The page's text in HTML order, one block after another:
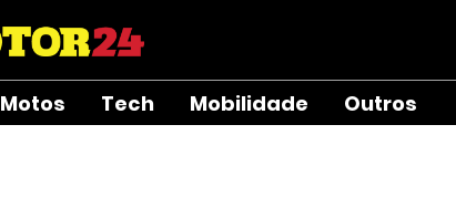
Motos Tech Mobilidade Outros